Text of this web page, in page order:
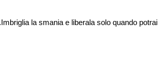
la smania e liberala solo quando potrai